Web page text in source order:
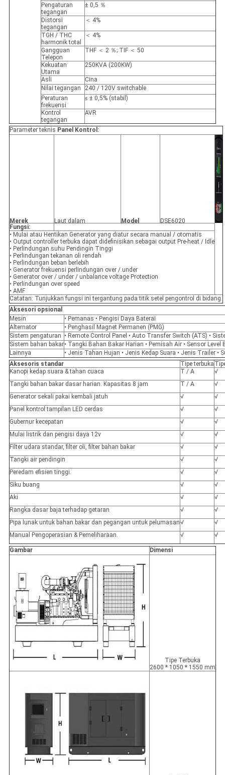
Pengaturan
tegangan
± 0,5 ％
Distorsi
tegangan
＜ 4%
TGH / THC
harmonik total
＜ 4%
Gangguan
Telepon
THF ＜ 2 ％; TIF ＜ 50
Kekuatan
Utama
250KVA (200KW)
Asli
Cina
Nilai tegangan
240 / 120V switchable
Peraturan
frekuensi
≤ ± 0,5% (stabil)
Kontrol
tegangan
AVR
Parameter teknis Panel Kontrol:
Merek Laut dalam Model
DSE6020
Fungsi:
• Mulai atau Hentikan Generator yang diatur secara manual / otomatis
• Output controller terbuka dapat didefinisikan sebagai output Pre-heat / Idle
• Perlindungan suhu Pendingin Tinggi
• Perlindungan tekanan oli rendah
• Perlindungan beban berlebih
• Generator frekuensi perlindungan over / under
• Generator over / under / unbalance voltage Protection
• Perlindungan over speed
• AMF
Catatan: Tunjukkan fungsi ini tergantung pada titik setel pengontrol di bidang.
Aksesori opsional
Mesin
• Pemanas • Pengisi Daya Baterai
Alternator
• Penghasil Magnet Permanen (PMG)
Sistem pengaturan • Remote Control Panel • Auto Transfer Switch (ATS) •
Sistem bahan bakar• Tangki Bahan Bakar Harian • Pemisah Air • Sensor Level
Lainnya
• Jenis Tahan Hujan • Jenis Kedap Suara • Jenis Trailer •
Aksesoris standar
Tipe terbuka
Kanopi kedap suara & tahan cuaca
T / A
√
Tangki bahan bakar dasar harian. Kapasitas 8 jam
T / A
√
Generator sekali pakai kembali jatuh
√
√
Panel kontrol tampilan LED cerdas
√
√
Gubernur kecepatan
√
√
Mulai listrik dan pengisi daya 12v
√
√
Filter udara standar, filter oli, filter bahan bakar
√
√
Tangki air pendingin
√
√
Peredam efisien tinggi.
√
√
Siku buang
√
√
Aki
√
√
Rangka dasar baja terhadap getaran
√
√
Pipa lunak untuk bahan bakar dan pegangan untuk pelumasan√
√
Manual Pengoperasian & Pemeliharaan.
√ √
Gambar Dimensi
Tipe Terbuka
2600 * 1050 * 1550 mm